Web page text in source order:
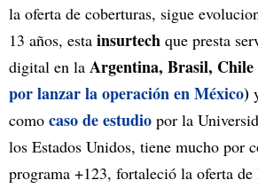
la oferta de coberturas, sigue
13 años, esta insurtech que presta
digital en la Argentina, Brasil,
por lanzar la operación en México)
como caso de estudio por la
los Estados Unidos, tiene mucho por
programa +123, fortaleció la oferta de